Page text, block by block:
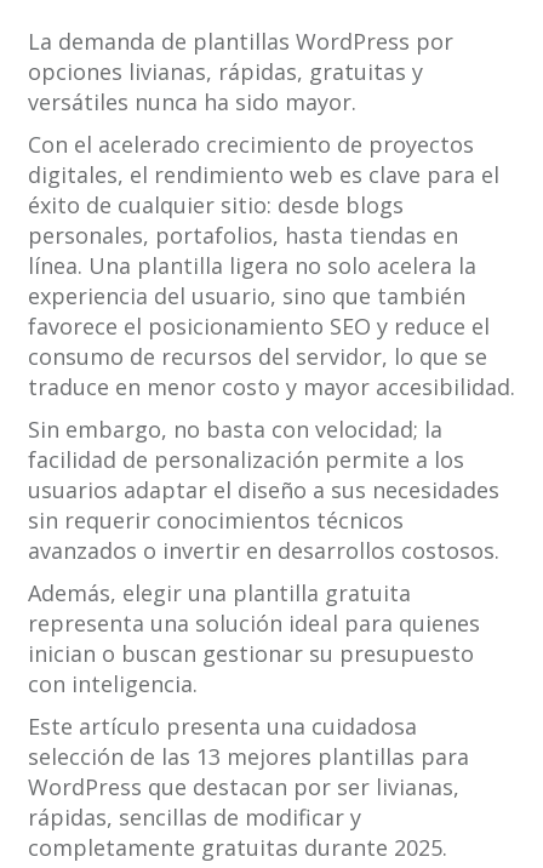
La demanda de plantillas WordPress por
opciones livianas, rápidas, gratuitas y
versátiles nunca ha sido mayor.
Con el acelerado crecimiento de proyectos
digitales, el rendimiento web es clave para el
éxito de cualquier sitio: desde blogs
personales, portafolios, hasta tiendas en
línea. Una plantilla ligera no solo acelera la
experiencia del usuario, sino que también
favorece el posicionamiento SEO y reduce el
consumo de recursos del servidor, lo que se
traduce en menor costo y mayor accesibilidad.
Sin embargo, no basta con velocidad; la
facilidad de personalización permite a los
usuarios adaptar el diseño a sus necesidades
sin requerir conocimientos técnicos
avanzados o invertir en desarrollos costosos.
Además, elegir una plantilla gratuita
representa una solución ideal para quienes
inician o buscan gestionar su presupuesto
con inteligencia.
Este artículo presenta una cuidadosa
selección de las 13 mejores plantillas para
WordPress que destacan por ser livianas,
rápidas, sencillas de modificar y
completamente gratuitas durante 2025.